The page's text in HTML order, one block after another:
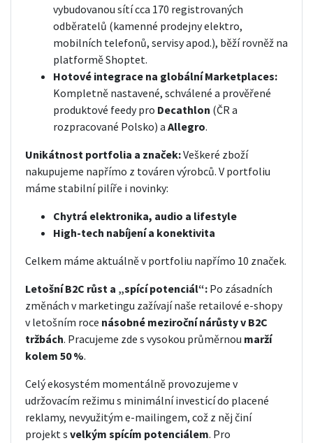
vybudovanou sítí cca 170 registrovaných
odběratelů (kamenné prodejny elektro,
mobilních telefonů, servisy apod.), běží rovněž na
platformě Shoptet.
Hotové integrace na globální Marketplaces:
Kompletně nastavené, schválené a prověřené
produktové feedy pro Decathlon (ČR a
rozpracované Polsko) a Allegro.
Unikátnost portfolia a značek:Veškeré zboží
nakupujeme napřímo z továren výrobců. V portfoliu
máme stabilní pilíře i novinky:
Chytrá elektronika, audio a lifestyle
High-tech nabíjení a konektivita
Celkem máme aktuálně v portfoliu napřímo 10 značek.
Letošní B2C růst a „spící potenciál“: Po zásadních
změnách v marketingu zažívají naše retailové e-shopy
v letošním roce násobné meziroční nárůsty v B2C
tržbách. Pracujeme zde s vysokou průměrnou marží
kolem 50 %.
Celý ekosystém momentálně provozujeme v
udržovacím režimu s minimální investicí do placené
reklamy, nevyužitým e-mailingem, což z něj činí
projekt s velkým spícím potenciálem. Pro